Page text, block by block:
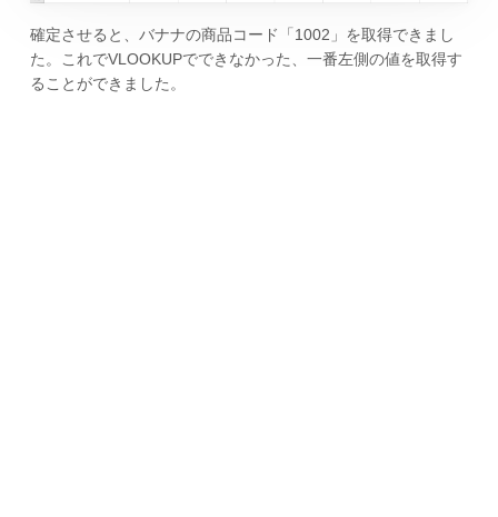
確定させると、バナナの商品コード「1002」を取得できまし
た。これでVLOOKUPでできなかった、一番左側の値を取得す
ることができました。